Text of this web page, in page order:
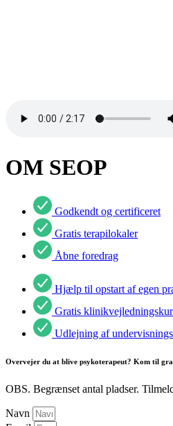
OM SEOP
Godkendt og certificeret
Gratis terapilokaler
Åbne foredrag
Hjælp til opstart af egen
Gratis
Udlejning af
Overvejer du at blive psykoterapeut? Kom til
OBS. Begrænset antal pladser.
Navn